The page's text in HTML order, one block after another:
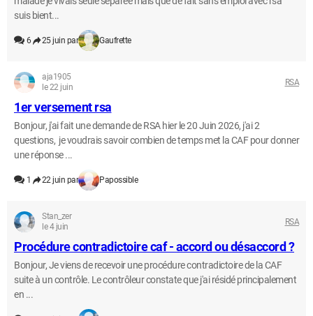
suis bient...
6 25 juin par Gaufrette
aja1905
le 22 juin
RSA
1er versement rsa
Bonjour, j'ai fait une demande de RSA hier le 20 Juin 2026, j'ai 2
questions, je voudrais savoir combien de temps met la CAF pour donner
une réponse ...
1 22 juin par Papossible
Stan_zer
le 4 juin
RSA
Procédure contradictoire caf - accord ou désaccord ?
Bonjour, Je viens de recevoir une procédure contradictoire de la CAF
suite à un contrôle. Le contrôleur constate que j'ai résidé principalement
en ...